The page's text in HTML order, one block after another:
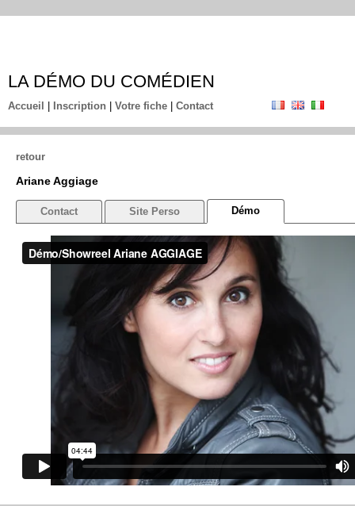
LA DÉMO DU COMÉDIEN
Accueil Inscription Votre fiche Contact
retour
Ariane Aggiage
Contact Site Perso Démo